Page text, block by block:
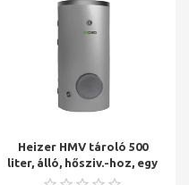
Heizer HMV tároló 500
liter, álló, hősziv.-hoz, egy
hőcs., 5,2 m2, BSH-500 R, fix